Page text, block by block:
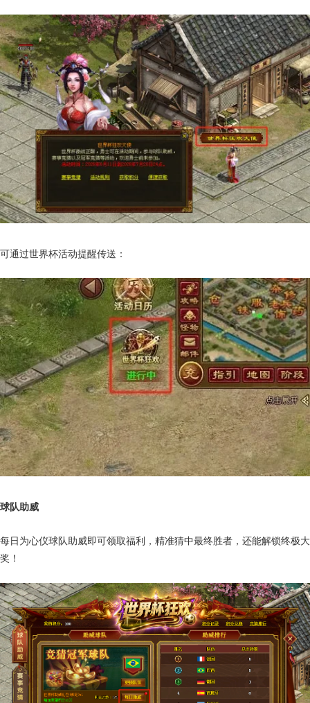
可通过世界杯活动提醒传送：
球队助威
每日为心仪球队助威即可领取福利，精准猜中最终胜者，还能解锁终极大
奖！